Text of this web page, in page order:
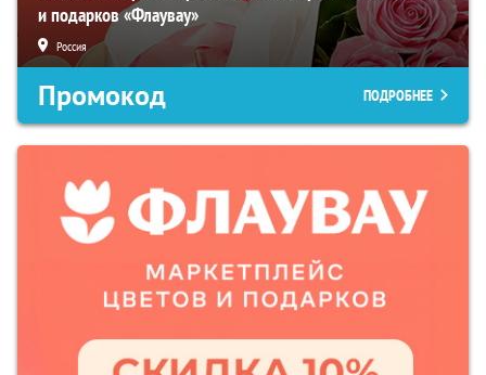
и подарков «Флаувау»
Россия
Промокод ПОДРОБНЕЕ